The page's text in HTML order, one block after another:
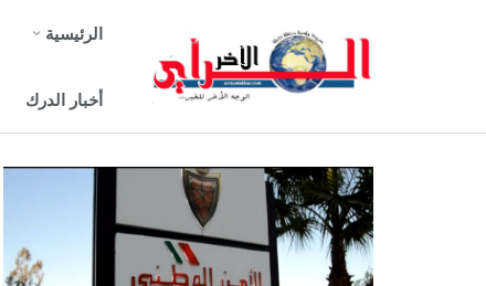
الرئيسية
أخبار الدرك